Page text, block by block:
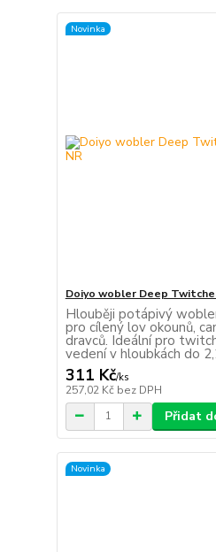
Novinka
Doiyo wobler Deep
Hlouběji potápivý
pro cílený lov okounů,
dravců. Ideální pro
vedení v hloubkách do
311 Kč/ks
257,02 Kč bez DPH
Přidat
Novinka